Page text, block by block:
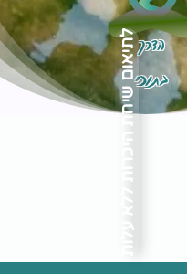
הדרך
בתוכילתיאום שיחת היכרות ללא עלות